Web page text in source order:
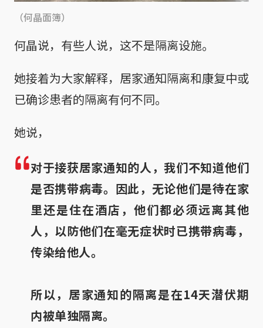
（何晶面簿）
何晶说，有些人说，这不是隔离设施。
她接着为大家解释，居家通知隔离和康复中或
已确诊患者的隔离有何不同。
她说，
对于接获居家通知的人，我们不知道他们
是否携带病毒。因此，无论他们是待在家
里还是住在酒店，他们都必须远离其他
人，以防他们在毫无症状时已携带病毒，
传染给他人。
所以，居家通知的隔离是在14天潜伏期
内被单独隔离。